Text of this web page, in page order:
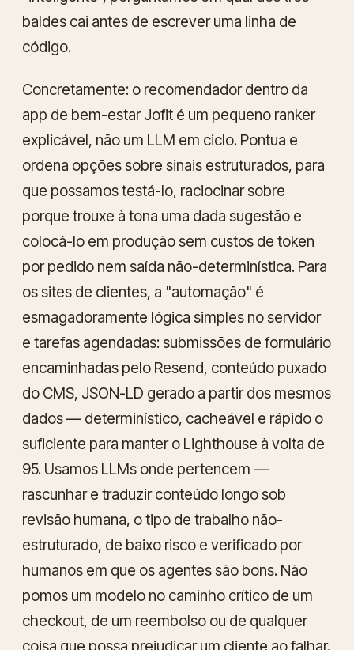
baldes cai antes de escrever uma linha de
código.
Concretamente: o recomendador dentro da
app de bem-estar Jofit é um pequeno ranker
explicável, não um LLM em ciclo. Pontua e
ordena opções sobre sinais estruturados, para
que possamos testá-lo, raciocinar sobre
porque trouxe à tona uma dada sugestão e
colocá-lo em produção sem custos de token
por pedido nem saída não-determinística. Para
os sites de clientes, a "automação" é
esmagadoramente lógica simples no servidor
e tarefas agendadas: submissões de formulário
encaminhadas pelo Resend, conteúdo puxado
do CMS, JSON-LD gerado a partir dos mesmos
dados — determinístico, cacheável e rápido o
suficiente para manter o Lighthouse à volta de
95. Usamos LLMs onde pertencem —
rascunhar e traduzir conteúdo longo sob
revisão humana, o tipo de trabalho não-
estruturado, de baixo risco e verificado por
humanos em que os agentes são bons. Não
pomos um modelo no caminho crítico de um
checkout, de um reembolso ou de qualquer
coisa que possa prejudicar um cliente ao falhar.